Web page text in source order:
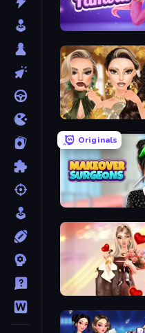
Fashion Famous
Autumn Glam Gala
Originals
Makeover Surgeons
GRWM Date Night